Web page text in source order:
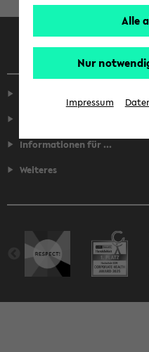
Informationen für ...
Weiteres
Alle
Nur
Impressum